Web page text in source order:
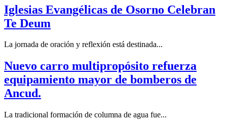
Iglesias Evangélicas de Osorno Celebran
Te Deum
La jornada de oración y reflexión está destinada...
Nuevo carro multipropósito refuerza
equipamiento mayor de bomberos de
Ancud.
La tradicional formación de columna de agua fue...